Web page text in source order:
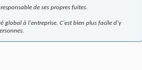
de ses propres fuites.
global à l'entreprise. C'est bien plus facile d'y